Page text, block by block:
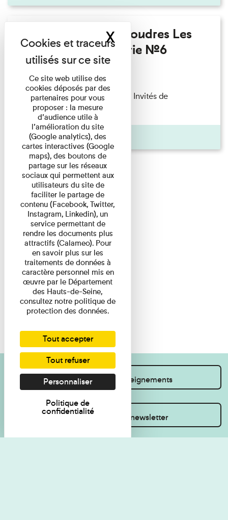
Fanny Taillandier - Foudres Les
Invités de l’Imprimerie n°6
Lecture
Fanny Taillandier – Foudres Les Invités de
l’Imprimerie n°6 Lecture ...
Pages
Je souhaite des renseignements
Inscrivez-vous à la newsletter
Ce site web utilise des
cookies déposés par des
partenaires pour vous
proposer : la mesure
d’audience utile à
l’amélioration du site
(Google analytics), des
cartes interactives (Google
maps), des boutons de
partage sur les réseaux
sociaux qui permettent aux
utilisateurs du site de
faciliter le partage de
contenu (Facebook, Twitter,
Instagram, Linkedin), un
service permettant de
rendre les documents plus
attractifs (Calameo). Pour
en savoir plus sur les
traitements de données à
caractère personnel mis en
œuvre par le Département
des Hauts-de-Seine,
consultez notre politique de
protection des données.
Tout accepter
Tout refuser
Personnaliser
Politique de
confidentialité
XMasquer le